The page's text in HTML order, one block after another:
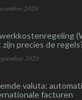
2020
zijn precies de
2020
valuta:
facturen